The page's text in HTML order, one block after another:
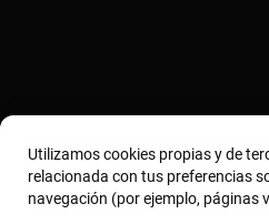
Utilizamos cookies propias y de
relacionada con tus preferencias
navegación (por ejemplo, páginas